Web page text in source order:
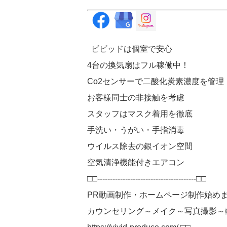
ビビッドは個室で安心
4台の換気扇はフル稼働中！
Co2センサーで二酸化炭素濃度を管理
お客様同士の非接触を考慮
スタッフはマスク着用を徹底
手洗い・うがい・手指消毒
ウイルス除去の銀イオン空間
空気清浄機能付きエアコン
□□---------------------------------------□□
PR動画制作・ホームページ制作始めま
カウンセリング～メイク～写真撮影